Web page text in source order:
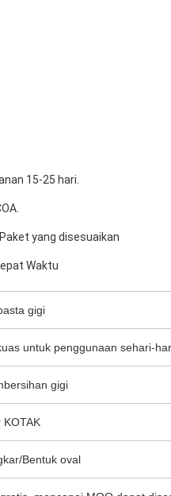
15-25 hari.
yang disesuaikan
Waktu
gigi
untuk penggunaan sehari-
gigi
Bentuk oval